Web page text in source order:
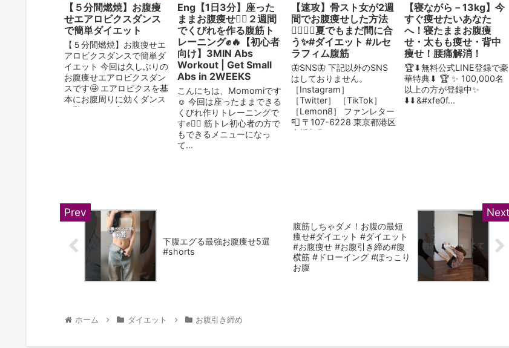
【５分間燃焼】お腹痩
せエアロビクスダンス
で簡単ダイエット
【５分間燃焼】お腹痩せエ
アロビクスダンスで簡単ダ
イエット 今回は久しぶりの
お腹痩せエアロビクスダン
スです🤩 エアロビクスを基
本にお腹周りに効くダンス
の動きなども入れてみまし
Eng【1日3分】座った
ままお腹痩せ❤️‍🔥２週間
でくびれを作る腹筋ト
レーニング✊🔥【初心者
向け】3MIN Abs
Workout | Get Small
Abs in 2WEEKS
こんにちは、Momomiです
☺️ 今回は座ったままできる
くびれ作りトレーニングで
す✊❤️‍🔥 筋トレ初心者の方で
もできるメニューになっ
て...
【速攻】骨スト女が2週
間でお腹痩せした方法
✊🏻‎❤️‍🔥夏でもまだ間に合
う✨#ダイエット #ルセ
ラフィム腹筋
🦋SNS🦋 下記以外のSNS
はしておりません。
［Instagram］
［Twitter］ ［TikTok］
［Lemon8］ ファンレター
📮 〒107-6228 東京都港区
赤坂9-7-...
【寝ながら－13kg】今
すぐ痩せたいあなた
へ！寝たままお腹痩
せ・太もも痩せ・背中
痩せ！腰痛解消！
🏆⬇︎無料公式LINE登録で豪
華特典⬇︎ 🏆 ✨ 100,000名
以上の方が登録中✨
⬇️⬇&#xfe0f...
下腹エグる最強お腹痩せ5選
#shorts
腹筋しちゃダメ！お腹の最短
痩せ#ダイエット #ダイエット
#お腹痩せ #お腹引き締め#腹
横筋 #ドローイング #ぽっこり
お腹
ホーム ダイエット お腹引き締め